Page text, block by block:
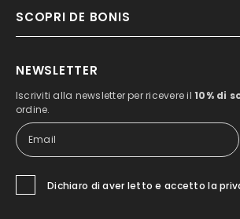
SCOPRI DE BONIS
NEWSLETTER
Iscriviti alla newsletter per ricevere il10% di
ordine.
Dichiaro di aver letto e accetto la